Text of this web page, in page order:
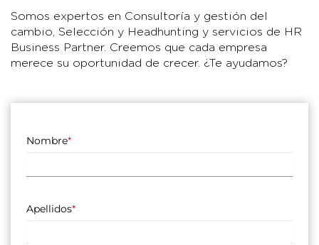
Somos expertos en Consultoría y gestión del
cambio, Selección y Headhunting y servicios de HR
Business Partner. Creemos que cada empresa
merece su oportunidad de crecer. ¿Te ayudamos?
Nombre*
Apellidos*